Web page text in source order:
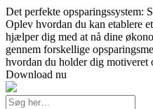
Det perfekte opsparingssystem:
Oplev hvordan du kan etablere
hjælper dig med at nå dine
gennem forskellige
hvordan du holder dig motiveret
Download nu